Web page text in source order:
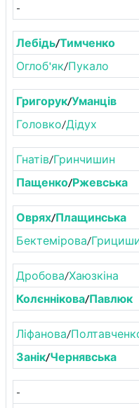
-
Лебідь/Тимченко
Оглоб'як/Пукало
Григорук/Уманців
Головко/Дідух
Гнатів/Гринчишин
Пащенко/Ржевська
Оврях/Плащинська
Бектемірова/
Дробова/Хаюзкіна
Колєннікова/Павлюк
Ліфанова/
Занік/Чернявська
-